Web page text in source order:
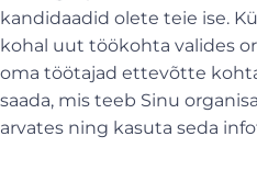
kandidaadid olete teie ise.
kohal uut töökohta valides
oma töötajad ettevõtte
saada, mis teeb Sinu
arvates ning kasuta seda